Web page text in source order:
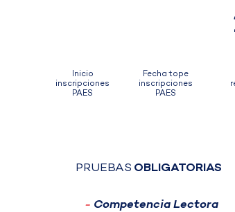
Inicio
inscripciones
PAES
Fecha tope
inscripciones
PAES
PRUEBAS OBLIGATORIAS
- Competencia Lectora